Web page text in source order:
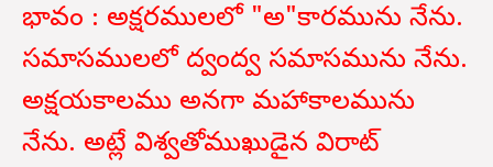
భావం : అక్షరములలో "అ"కారమును నేను.
సమాసములలో ద్వంద్వ సమాసమును నేను.
అక్షయకాలము అనగా మహాకాలమును
నేను. అట్లే విశ్వతోముఖుడైన విరాట్